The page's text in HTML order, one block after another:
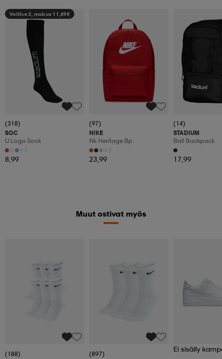
Valitse 2, maksa 11,49€
(318)
SOC
U Logo Sock
+1
8,99
(97)
NIKE
Nk Heritage Bp
+1
23,99
(14)
STADIUM
Ball Backpack
17,99
Muut ostivat myös
(188)
(897)
Ei sisälly